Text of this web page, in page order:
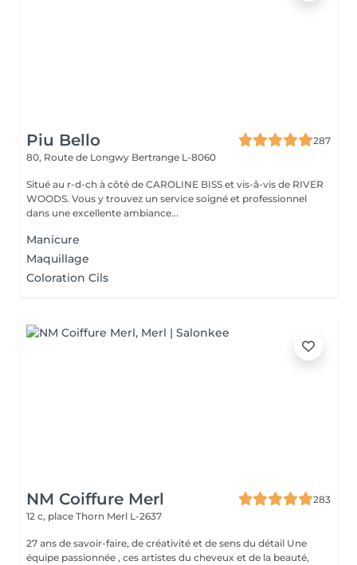
Piu Bello
287
80, Route de Longwy Bertrange L-8060
Situé au r-d-ch à côté de CAROLINE BISS et vis-â-vis de RIVER
WOODS. Vous y trouvez un service soigné et professionnel
dans une excellente ambiance...
Manicure
Maquillage
Coloration Cils
NM Coiffure Merl
283
12 c, place Thorn Merl L-2637
27 ans de savoir-faire, de créativité et de sens du détail Une
équipe passionnée , ces artistes du cheveux et de la beauté,